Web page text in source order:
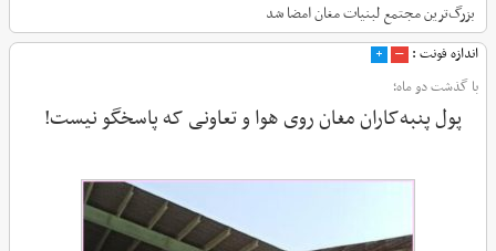
بزرگ‌ترین مجتمع لبنیات مغان امضا شد
اندازه فونت : –
+
با گذشت دو ماه؛
پول پنبه‌کاران مغان روی هوا و تعاونی که پاسخگو نیست!